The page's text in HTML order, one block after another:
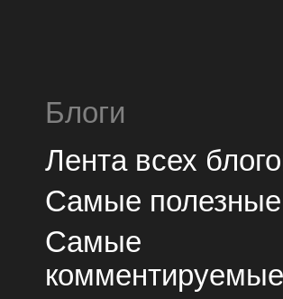
Блоги
Лента всех
Самые полезные
Самые
комментируемые